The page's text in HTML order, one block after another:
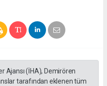
Ajansı (İHA), Demirören
tarafından eklenen tüm